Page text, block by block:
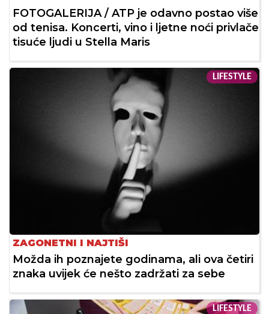
FOTOGALERIJA / ATP je odavno postao više
od tenisa. Koncerti, vino i ljetne noći privlače
tisuće ljudi u Stella Maris
LIFESTYLE
ZAGONETNI I NAJTIŠI
Možda ih poznajete godinama, ali ova četiri
znaka uvijek će nešto zadržati za sebe
LIFESTYLE